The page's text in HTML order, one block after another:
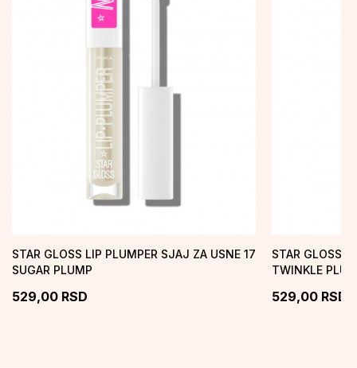
STAR GLOSS LIP PLUMPER SJAJ ZA USNE 17
SUGAR PLUMP
529,00 RSD
STAR GLOSS
TWINKLE
529,00 RSD